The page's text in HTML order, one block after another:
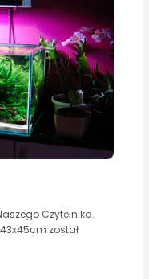
Czytelnika.
został